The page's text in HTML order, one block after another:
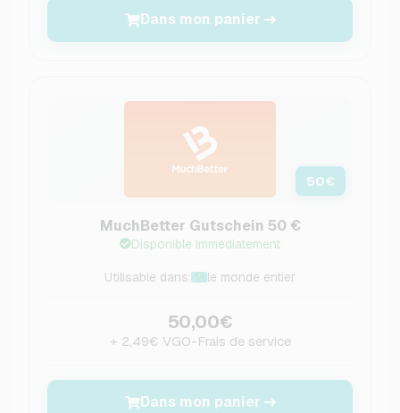
Dans mon panier
50€
MuchBetter Gutschein 50 €
Disponible immédiatement
Utilisable dans: le monde entier
50,00€
+ 2,49€ VGO-Frais de service
Dans mon panier